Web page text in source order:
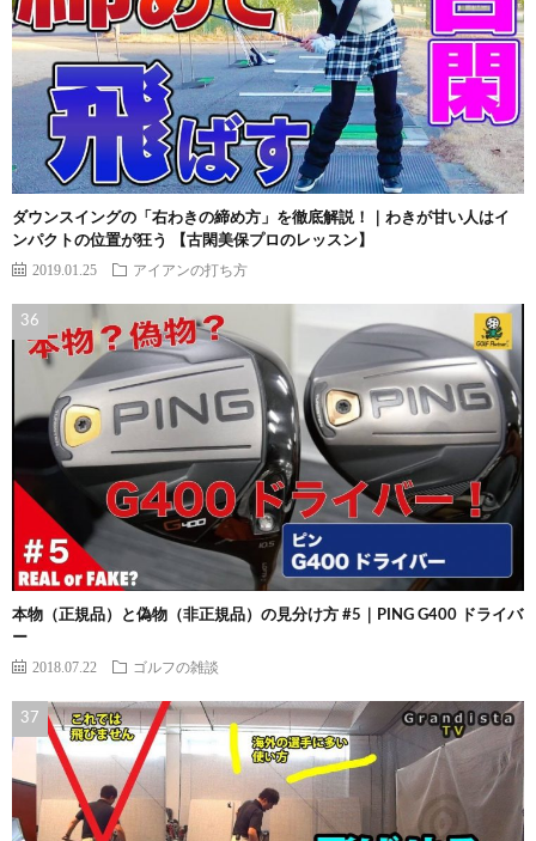
ダウンスイングの「右わきの締め方」を徹底解説！｜わきが甘い人はイ
ンパクトの位置が狂う 【古閑美保プロのレッスン】
2019.01.25 アイアンの打ち方
本物（正規品）と偽物（非正規品）の見分け方 #5｜PING G400 ドライバ
ー
2018.07.22 ゴルフの雑談